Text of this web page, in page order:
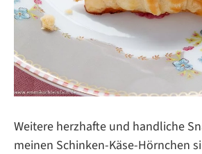
Weitere herzhafte und handliche
meinen Schinken-Käse-Hörnchen